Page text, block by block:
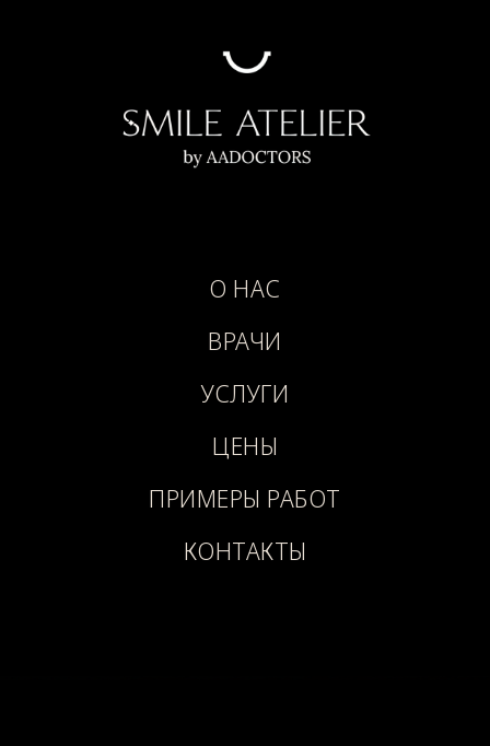
О НАС
ВРАЧИ
УСЛУГИ
ЦЕНЫ
ПРИМЕРЫ РАБОТ
КОНТАКТЫ